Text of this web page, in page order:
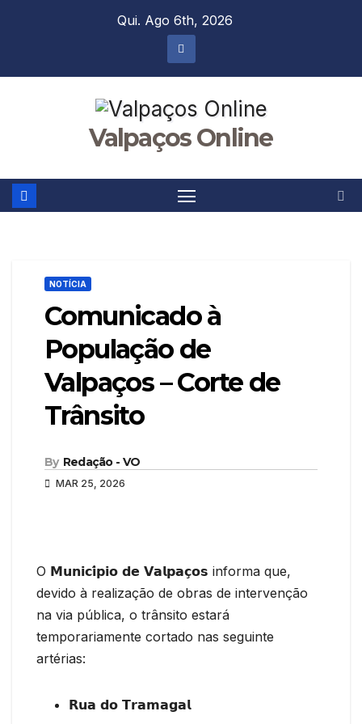
Qui. Ago 6th, 2026
Valpaços Online
NOTÍCIA
Comunicado à
População de
Valpaços – Corte de
Trânsito
By Redação - VO
MAR 25, 2026
O 𝗠𝘂𝗻𝗶𝗰𝗶́𝗽𝗶𝗼 𝗱𝗲 𝗩𝗮𝗹𝗽𝗮𝗰̧𝗼𝘀 informa que,
devido à realização de obras de intervenção
na via pública, o trânsito estará
temporariamente cortado nas seguinte
artérias:
𝗥𝘂𝗮 𝗱𝗼 𝗧𝗿𝗮𝗺𝗮𝗴𝗮𝗹